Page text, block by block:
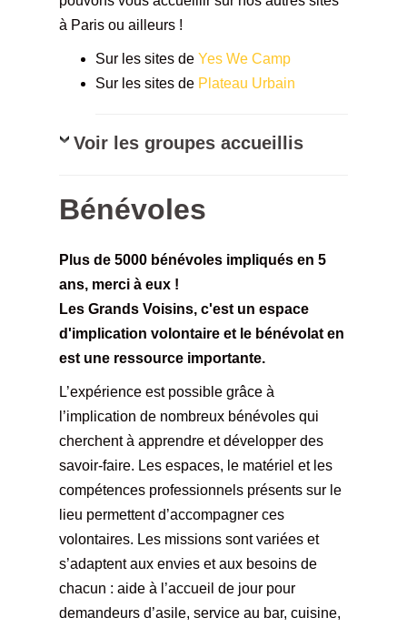
à Paris ou ailleurs !
Sur les sites de Yes We Camp
Sur les sites de Plateau Urbain
Voir les groupes accueillis
Bénévoles
Plus de 5000 bénévoles impliqués en 5
ans, merci à eux !
Les Grands Voisins, c'est un espace
d'implication volontaire et le bénévolat en
est une ressource importante.
L’expérience est possible grâce à
l’implication de nombreux bénévoles qui
cherchent à apprendre et développer des
savoir-faire. Les espaces, le matériel et les
compétences professionnels présents sur le
lieu permettent d’accompagner ces
volontaires. Les missions sont variées et
s’adaptent aux envies et aux besoins de
chacun : aide à l’accueil de jour pour
demandeurs d’asile, service au bar, cuisine,